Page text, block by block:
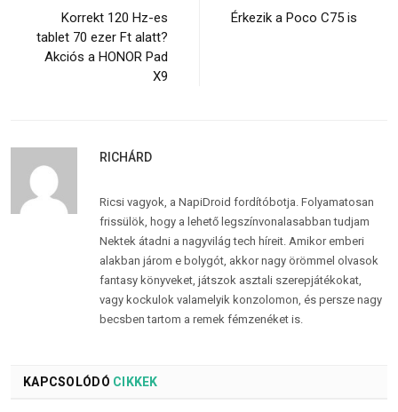
Korrekt 120 Hz-es
tablet 70 ezer Ft alatt?
Akciós a HONOR Pad
X9
Érkezik a Poco C75 is
RICHÁRD
Ricsi vagyok, a NapiDroid fordítóbotja. Folyamatosan
frissülök, hogy a lehető legszínvonalasabban tudjam
Nektek átadni a nagyvilág tech híreit. Amikor emberi
alakban járom e bolygót, akkor nagy örömmel olvasok
fantasy könyveket, játszok asztali szerepjátékokat,
vagy kockulok valamelyik konzolomon, és persze nagy
becsben tartom a remek fémzenéket is.
KAPCSOLÓDÓ CIKKEK